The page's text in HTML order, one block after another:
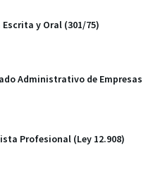
y Oral (301/75)
Administrativo de Empresas
Profesional (Ley 12.908)